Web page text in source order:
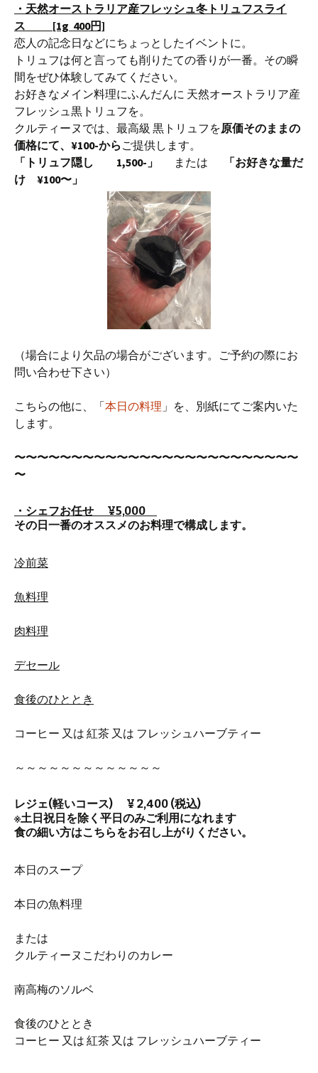
・天然オーストラリア産フレッシュ冬トリュフスライ
ス [1g 400円]
恋人の記念日などにちょっとしたイベントに。
トリュフは何と言っても削りたての香りが一番。その瞬
間をぜひ体験してみてください。
お好きなメイン料理にふんだんに 天然オーストラリア産
フレッシュ黒トリュフを。
クルティーヌでは、最高級 黒トリュフを原価そのままの
価格にて、¥100-から ご提供します。
「トリュフ隠し 1,500-」
または
「お好きな量だ
け ¥100〜」
（場合により欠品の場合がございます。ご予約の際にお
問い合わせ下さい）
こちらの他に、「本日の料理 」を、別紙にてご案内いた
します。
〜〜〜〜〜〜〜〜〜〜〜〜〜〜〜〜〜〜〜〜〜〜〜〜〜
〜
・シェフお任せ ¥5,000
その日一番のオススメのお料理で構成します。
冷前菜
魚料理
肉料理
デセール
食後のひととき
コーヒー 又は 紅茶 又は フレッシュハーブティー
～～～～～～～～～～～～～
レジェ(軽いコース) ¥ 2,400 (税込)
※土日祝日を除く平日のみご利用になれます
食の細い方はこちらをお召し上がりください。
本日のスープ
本日の魚料理
または
クルティーヌこだわりのカレー
南高梅のソルベ
食後のひととき
コーヒー 又は 紅茶 又は フレッシュハーブティー